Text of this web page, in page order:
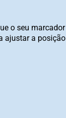
o seu marcador
ajustar a posição